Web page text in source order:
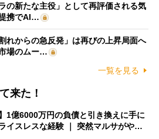
の新たな主役」として再評価される気
携でAI…
れからの急反発」は再びの上昇局面へ
場のムー…
一覧を見る
来た！
1億6000万円の負債と引き換えに手に
イスレスな経験 ｜ 突然マルサがや…